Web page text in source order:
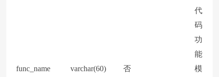
代
码
func_name varchar(60) 否
功
能
模